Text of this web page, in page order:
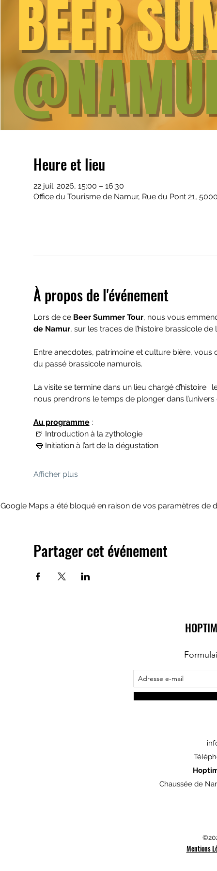
Heure et lieu
22 juil. 2026, 15:00 – 16:30
Office du Tourisme de Namur, Rue du Pont 21,
À propos de l'événement
Lors de ce Beer Summer Tour, nous vous
de Namur, sur les traces de l’histoire brassicole de
Entre anecdotes, patrimoine et culture bière,
du passé brassicole namurois.
La visite se termine dans un lieu chargé d’histoire :
nous prendrons le temps de plonger dans
Au programme :
🍺 Introduction à la zythologie
👅 Initiation à l’art de la dégustation
Afficher plus
Google Maps a été bloqué en raison de vos paramètres de
Partager cet événement
Chaussée de
Mentions